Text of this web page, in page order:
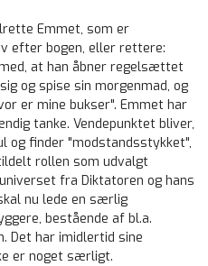
Emmet, som er
efter bogen, eller rettere:
at han åbner regelsættet
og spise sin morgenmad, og
er mine bukser". Emmet har
tanke. Vendepunktet bliver,
og finder "modstandsstykket",
rollen som udvalgt
fra Diktatoren og hans
nu lede en særlig
bestående af bl.a.
Det har imidlertid sine
er noget særligt.